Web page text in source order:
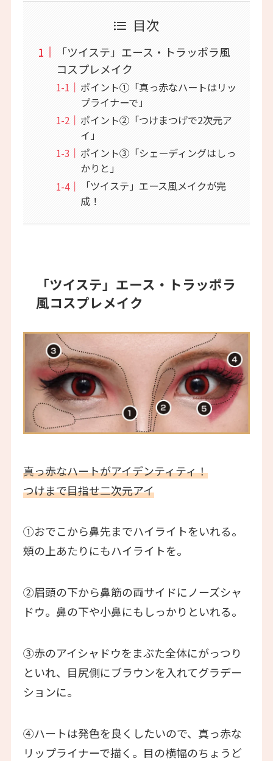
目次
「ツイステ」エース・トラッポラ風
コスプレメイク
ポイント①「真っ赤なハートはリッ
プライナーで」
ポイント②「つけまつげで2次元ア
イ」
ポイント③「シェーディングはしっ
かりと」
「ツイステ」エース風メイクが完
成！
「ツイステ」エース・トラッポラ
風コスプレメイク
真っ赤なハートがアイデンティティ！
つけまで目指せ二次元アイ
①おでこから鼻先までハイライトをいれる。
頰の上あたりにもハイライトを。
②眉頭の下から鼻筋の両サイドにノーズシャ
ドウ。鼻の下や小鼻にもしっかりといれる。
③赤のアイシャドウをまぶた全体にがっつり
といれ、目尻側にブラウンを入れてグラデー
ションに。
④ハートは発色を良くしたいので、真っ赤な
リップライナーで描く。目の横幅のちょうど